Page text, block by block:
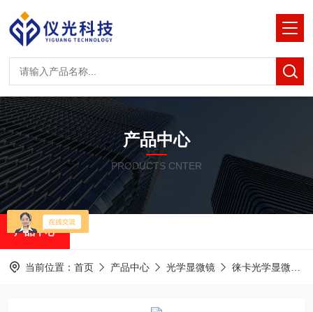
产品中心
PRODUCTS CNTER
产品中心
当前位置： 首页 产品中心 光学显微镜 徕卡光学显微镜